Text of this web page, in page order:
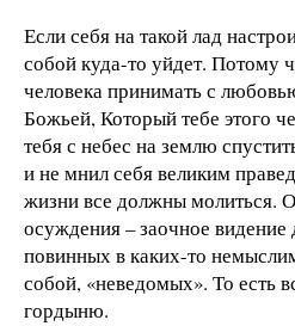
Если себя на такой лад
собой куда-то уйдет. Потому
человека принимать с
Божьей, Который тебе этого
тебя с небес на землю
и не мнил себя великим
жизни все должны молиться.
осуждения – заочное
повинных в каких-то
собой, «неведомых». То есть
гордыню.